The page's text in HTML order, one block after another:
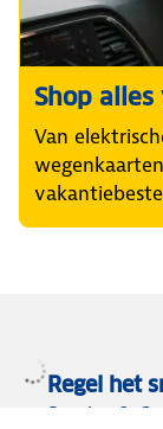
Shop
Van
Regel het
Service &